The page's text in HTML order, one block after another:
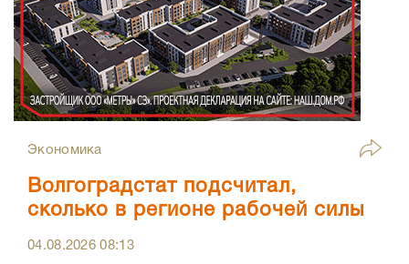
Экономика
Волгоградстат подсчитал,
сколько в регионе рабочей силы
04.08.202608:13